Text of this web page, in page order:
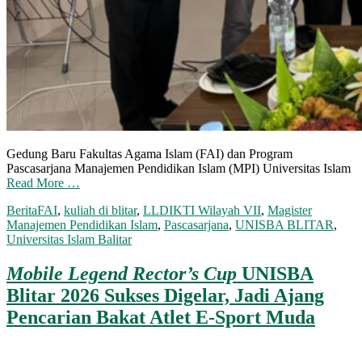
Gedung Baru Fakultas Agama Islam (FAI) dan Program
Pascasarjana Manajemen Pendidikan Islam (MPI) Universitas Islam
Read More …
BeritaFAI, kuliah di blitar, LLDIKTI Wilayah VII, Magister
Manajemen Pendidikan Islam, Pascasarjana, UNISBA BLITAR,
Universitas Islam Balitar
Mobile Legend Rector’s Cup UNISBA
Blitar 2026 Sukses Digelar, Jadi Ajang
Pencarian Bakat Atlet E-Sport Muda